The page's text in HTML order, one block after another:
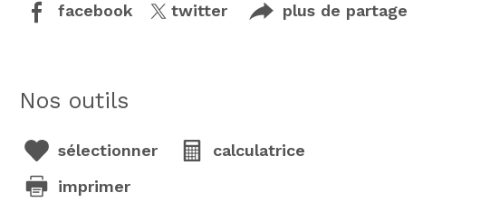
facebook twitter plus de partage
nos outils
sélectionner
calculatrice
imprimer